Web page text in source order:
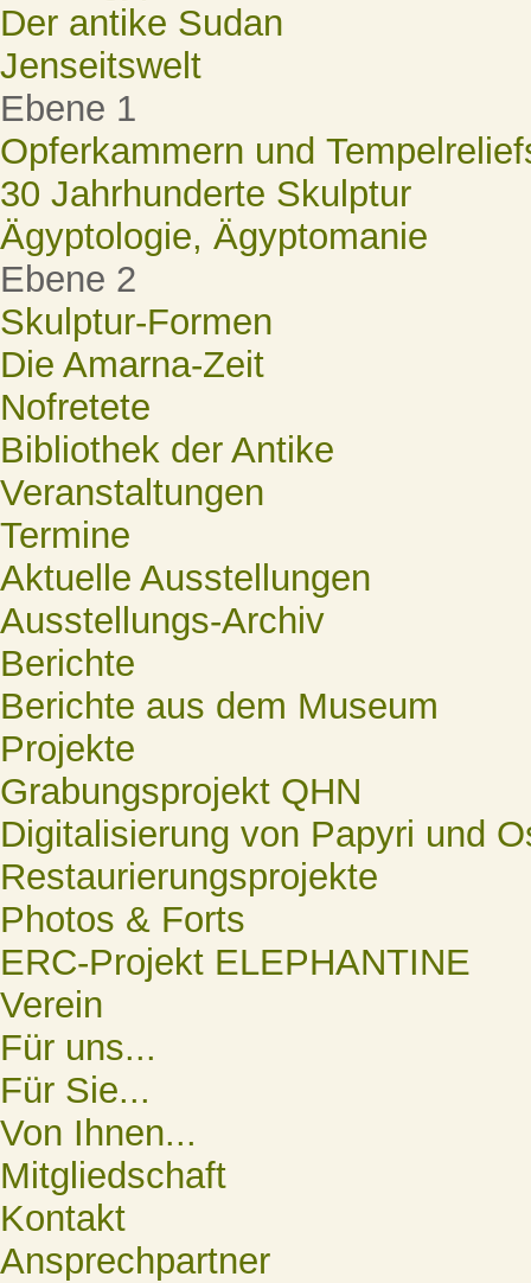
Der antike Sudan
Jenseitswelt
Ebene 1
Opferkammern und
30 Jahrhunderte Skulptur
Ägyptologie, Ägyptomanie
Ebene 2
Skulptur-Formen
Die Amarna-Zeit
Nofretete
Bibliothek der Antike
Veranstaltungen
Termine
Aktuelle Ausstellungen
Ausstellungs-Archiv
Berichte
Berichte aus dem Museum
Projekte
Grabungsprojekt QHN
Digitalisierung von Papyri und
Restaurierungsprojekte
Photos & Forts
ERC-Projekt ELEPHANTINE
Verein
Für uns...
Für Sie...
Von Ihnen...
Mitgliedschaft
Kontakt
Ansprechpartner